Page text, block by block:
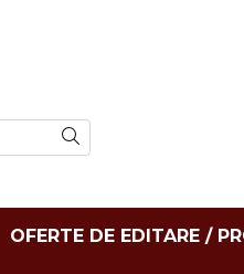
OFERTE DE EDITARE /